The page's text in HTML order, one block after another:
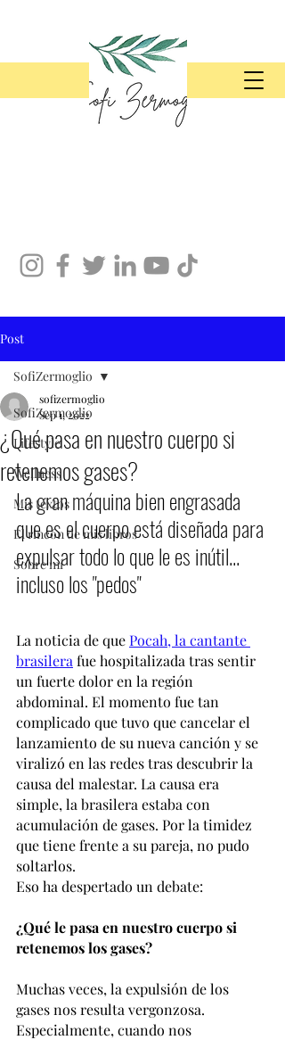
Post
SofiZermoglio
Lifestyle
Wellness
Mis textos
El rincón de mis libros
Sobre mí
SofiZermoglio
¿Qué pasa en nuestro cuerpo si
retenemos gases?
sofizermoglio
Sep 1, 2022
La gran máquina bien engrasada
que es el cuerpo está diseñada para
expulsar todo lo que le es inútil...
incluso los "pedos"
La noticia de que Pocah, la cantante
brasilera fue hospitalizada tras sentir
un fuerte dolor en la región
abdominal. El momento fue tan
complicado que tuvo que cancelar el
lanzamiento de su nueva canción y se
viralizó en las redes tras descubrir la
causa del malestar. La causa era
simple, la brasilera estaba con
acumulación de gases. Por la timidez
que tiene frente a su pareja, no pudo
soltarlos.
Eso ha despertado un debate:
¿Qué le pasa en nuestro cuerpo si
retenemos los gases?
Muchas veces, la expulsión de los
gases nos resulta vergonzosa.
Especialmente, cuando nos